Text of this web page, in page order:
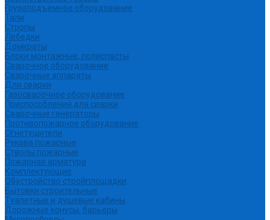
Грузоподъемное оборудование
Тали
Стропы
Лебедки
Домкраты
Блоки монтажные, полиспасты
Сварочное оборудование
Сварочные аппараты
Для сварки
Газосварочное оборудование
Приспособления для сварки
Сварочные генераторы
Противопожарное оборудование
Огнетушители
Рукава пожарные
Стволы пожарные
Пожарная арматура
Комплектующие
Обустройство стройплощадки
Бытовки строительные
Туалетные и душевые кабины
Дорожные конусы, барьеры